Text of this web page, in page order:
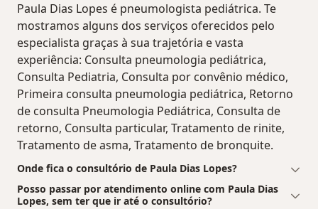
Paula Dias Lopes é pneumologista pediátrica. Te
mostramos alguns dos serviços oferecidos pelo
especialista graças à sua trajetória e vasta
experiência: Consulta pneumologia pediátrica,
Consulta Pediatria, Consulta por convênio médico,
Primeira consulta pneumologia pediátrica, Retorno
de consulta Pneumologia Pediátrica, Consulta de
retorno, Consulta particular, Tratamento de rinite,
Tratamento de asma, Tratamento de bronquite.
Onde fica o consultório de Paula Dias Lopes?
Posso passar por atendimento online com Paula Dias
Lopes, sem ter que ir até o consultório?